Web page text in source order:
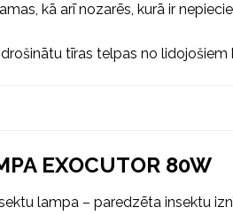
kā arī nozarēs, kurā ir
tīras telpas no lidojošiem
EXOCUTOR 80W
lampa – paredzēta insektu